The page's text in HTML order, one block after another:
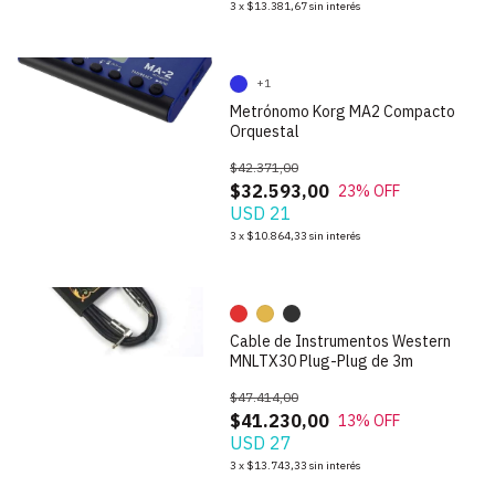
3 x $13.381,67sin interés
Metrónomo Korg MA2 Compacto
Orquestal
$32.593,00
$42.371,00
23% OFF
USD 21
3 x $10.864,33 sin interés
+1
Cable de Instrumentos Western
MNLTX30 Plug-Plug de 3m
$41.230,00
$47.414,00
13% OFF
USD 27
3 x $13.743,33 sin interés